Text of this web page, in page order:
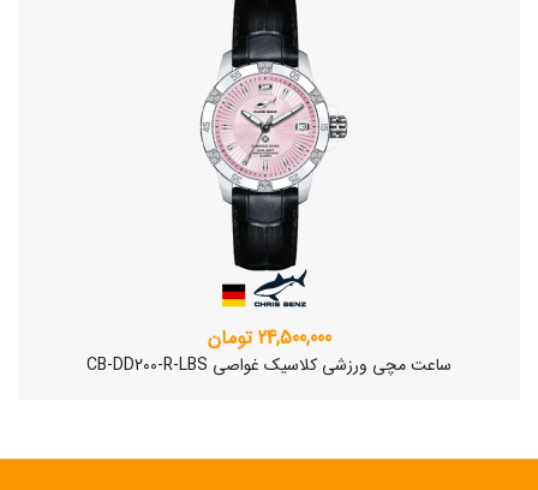
24,500,000 تومان
ساعت مچی ورزشی کلاسیک غواصی CB-DD200-R-LBS